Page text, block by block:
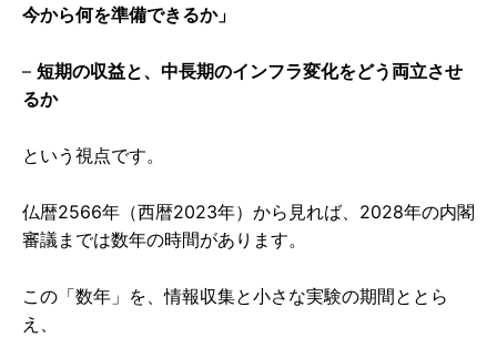
今から何を準備できるか」
– 短期の収益と、中長期のインフラ変化をどう両立させ
るか
という視点です。
仏暦2566年（西暦2023年）から見れば、2028年の内閣
審議までは数年の時間があります。
この「数年」を、情報収集と小さな実験の期間ととら
え、